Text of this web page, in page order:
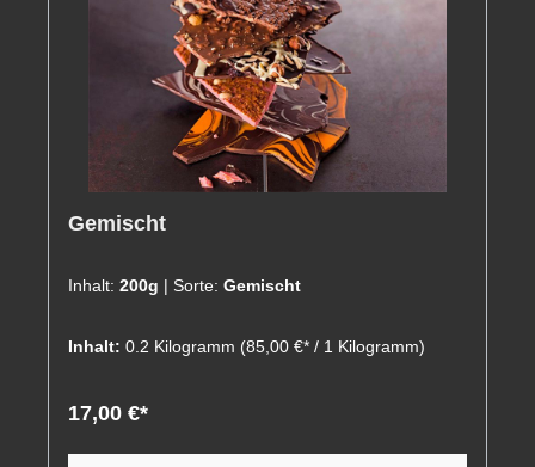
Gemischt
Inhalt: 200g | Sorte: Gemischt
Inhalt: 0.2 Kilogramm (85,00 €* / 1 Kilogramm)
17,00 €*